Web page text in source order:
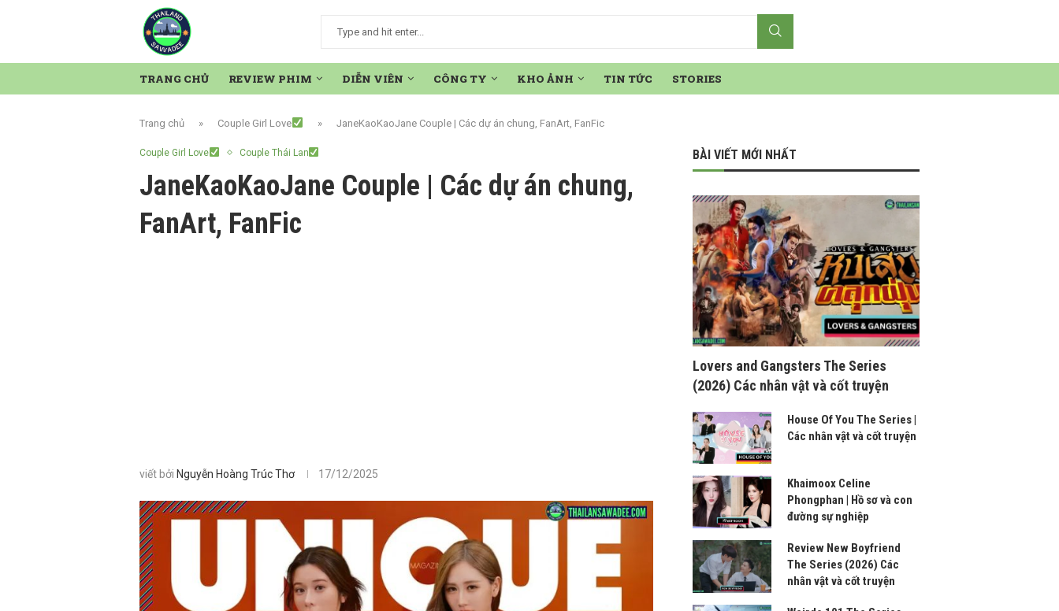
TRANG CHỦ REVIEW PHIM DIỄN VIÊN CÔNG TY KHO ẢNH TIN TỨC STORIES
Trang chủ » Couple Girl Love » JaneKaoKaoJane Couple | Các dự án chung, FanArt, FanFic
Couple Girl Love Couple Thái Lan
JaneKaoKaoJane Couple | Các dự án chung,
FanArt, FanFic
viết bởi Nguyễn Hoàng Trúc Thơ 17/12/2025
BÀI VIẾT MỚI NHẤT
Lovers and Gangsters The Series
(2026) Các nhân vật và cốt truyện
House Of You The Series |
Các nhân vật và cốt truyện
Khaimoox Celine
Phongphan | Hồ sơ và con
đường sự nghiệp
Review New Boyfriend
The Series (2026) Các
nhân vật và cốt truyện